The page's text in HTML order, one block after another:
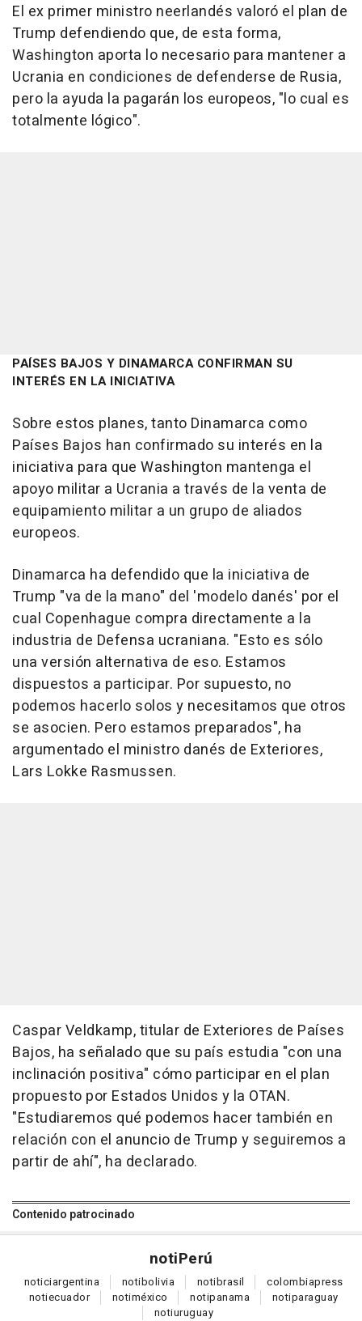
El ex primer ministro neerlandés valoró el plan de
Trump defendiendo que, de esta forma,
Washington aporta lo necesario para mantener a
Ucrania en condiciones de defenderse de Rusia,
pero la ayuda la pagarán los europeos, "lo cual es
totalmente lógico".
PAÍSES BAJOS Y DINAMARCA CONFIRMAN SU
INTERÉS EN LA INICIATIVA
Sobre estos planes, tanto Dinamarca como
Países Bajos han confirmado su interés en la
iniciativa para que Washington mantenga el
apoyo militar a Ucrania a través de la venta de
equipamiento militar a un grupo de aliados
europeos.
Dinamarca ha defendido que la iniciativa de
Trump "va de la mano" del 'modelo danés' por el
cual Copenhague compra directamente a la
industria de Defensa ucraniana. "Esto es sólo
una versión alternativa de eso. Estamos
dispuestos a participar. Por supuesto, no
podemos hacerlo solos y necesitamos que otros
se asocien. Pero estamos preparados", ha
argumentado el ministro danés de Exteriores,
Lars Lokke Rasmussen.
Caspar Veldkamp, titular de Exteriores de Países
Bajos, ha señalado que su país estudia "con una
inclinación positiva" cómo participar en el plan
propuesto por Estados Unidos y la OTAN.
"Estudiaremos qué podemos hacer también en
relación con el anuncio de Trump y seguiremos a
partir de ahí", ha declarado.
Contenido patrocinado
notiPerú
noticiargentina notibolivia notibrasil colombiapress
notiecuador notiméxico notipanama notiparaguay
notiuruguay